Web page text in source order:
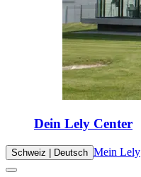
Dein Lely Center
Schweiz | Deutsch Mein Lely